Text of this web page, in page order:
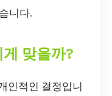
니다.
맞을까?
인적인 결정입니